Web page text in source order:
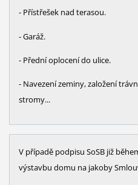
- Přístřešek nad terasou.
- Garáž.
- Přední oplocení do ulice.
- Navezení zeminy, založení
stromy...
V případě podpisu SoSB již
výstavbu domu na jakoby